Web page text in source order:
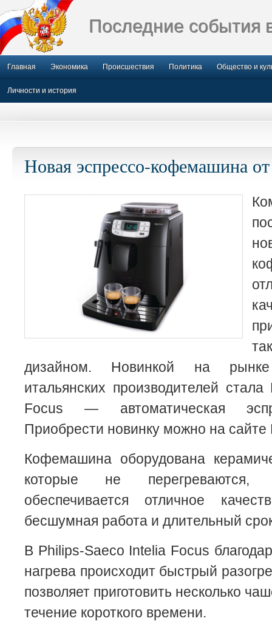
Последние события
Главная Экономика Происшествия Политика Общество и
Личности и история
Новая эспрессо-кофемашина
дизайном. Новинкой на
итальянских производителей
Focus — автоматическая
Приобрести новинку можно на сайте
Кофемашина оборудована
которые не перегреваются,
обеспечивается отличное
бесшумная работа и длительный
В Philips-Saeco Intelia Focus
нагрева происходит быстрый
позволяет приготовить несколько
течение короткого времени.